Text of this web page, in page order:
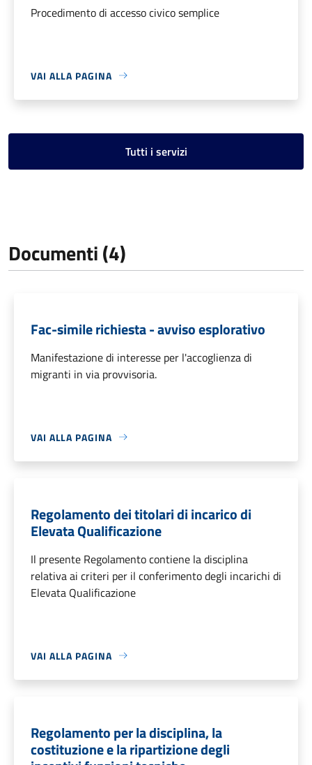
Procedimento di accesso civico semplice
VAI ALLA PAGINA
Tutti i servizi
Documenti (4)
Fac-simile richiesta - avviso esplorativo
Manifestazione di interesse per l'accoglienza di
migranti in via provvisoria.
VAI ALLA PAGINA
Regolamento dei titolari di incarico di
Elevata Qualificazione
Il presente Regolamento contiene la disciplina
relativa ai criteri per il conferimento degli incarichi di
Elevata Qualificazione
VAI ALLA PAGINA
Regolamento per la disciplina, la
costituzione e la ripartizione degli